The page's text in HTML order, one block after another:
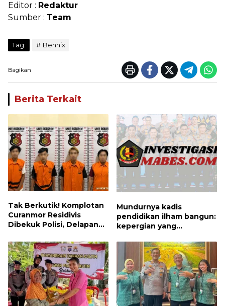
Editor : Redaktur
Sumber : Team
Tag: Bennix
Bagikan
Berita Terkait
Tak Berkutik! Komplotan
Curanmor Residivis
Dibekuk Polisi, Delapan
Candipuro Terungkap
Mundurnya kadis
pendidikan ilham bangun:
kepergian yang
untuk kembali berbenah